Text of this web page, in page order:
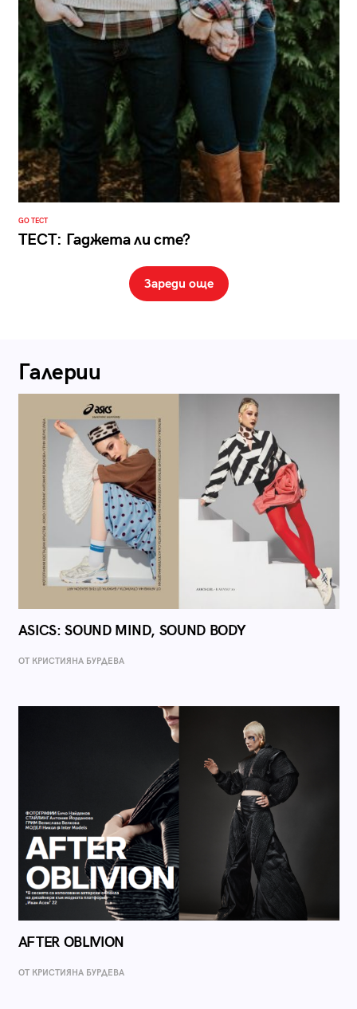
GO ТЕСТ
ТЕСТ: Гаджета ли сте?
Зареди още
Галерии
ASICS: SOUND MIND, SOUND BODY
ОТ КРИСТИЯНА БУРДЕВА
AFTER OBLIVION
ОТ КРИСТИЯНА БУРДЕВА